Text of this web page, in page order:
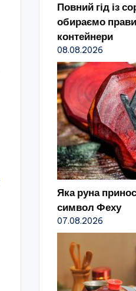
Повний гід із
обираємо
контейнери
08.08.2026
Яка руна
символ Феху
07.08.2026